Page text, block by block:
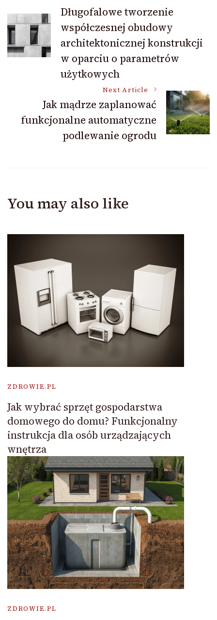
Navigation
Długofalowe tworzenie
współczesnej obudowy
architektonicznej konstrukcji
w oparciu o parametrów
użytkowych
Next Article
Jak mądrze zaplanować
funkcjonalne automatyczne
podlewanie ogrodu
You may also like
ZDROWIE.PL
Jak wybrać sprzęt gospodarstwa
domowego do domu? Funkcjonalny
instrukcja dla osób urządzających
wnętrza
ZDROWIE.PL